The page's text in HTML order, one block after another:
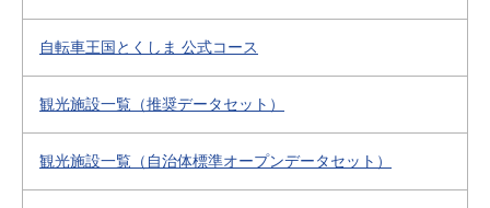
自転車王国とくしま 公式コース
観光施設一覧（推奨データセット）
観光施設一覧（自治体標準オープンデータセット）